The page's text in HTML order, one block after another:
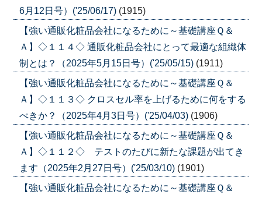
6月12日号）('25/06/17) (1915)
【強い通販化粧品会社になるために～基礎講座Ｑ＆
Ａ】◇１１４◇ 通販化粧品会社にとって最適な組織体
制とは？（2025年5月15日号）('25/05/15) (1911)
【強い通販化粧品会社になるために～基礎講座Ｑ＆
Ａ】◇１１３◇ クロスセル率を上げるために何をする
べきか？（2025年4月3日号）('25/04/03) (1906)
【強い通販化粧品会社になるために～基礎講座Ｑ＆
Ａ】◇１１２◇ テストのたびに新たな課題が出てき
ます（2025年2月27日号）('25/03/10) (1901)
【強い通販化粧品会社になるために～基礎講座Ｑ＆